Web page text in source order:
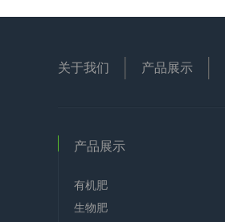
关于我们 产品展示
产品展示
有机肥
生物肥